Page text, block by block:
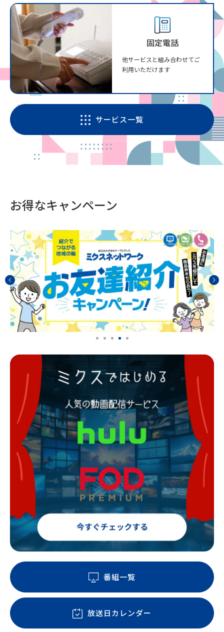
固定電話
他サービスと組み合わせてご
利用いただけます
サービス一覧
お得なキャンペーン
番組一覧
放送日カレンダー